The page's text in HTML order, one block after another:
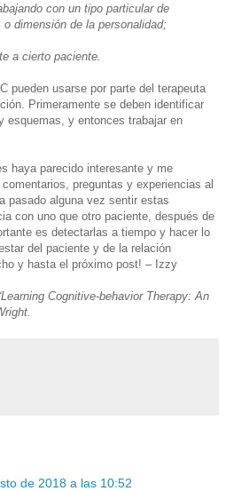
con un tipo particular de
dimensión de la personalidad;
a cierto paciente.
pueden usarse por parte del terapeuta
Primeramente se deben identificar
esquemas, y entonces trabajar en
haya parecido interesante y me
preguntas y experiencias al
pasado alguna vez sentir estas
con uno que otro paciente, después de
es detectarlas a tiempo y hacer lo
del paciente y de la relación
y hasta el próximo post! – Izzy
Cognitive-behavior Therapy: An
de 2018 a las 10:52